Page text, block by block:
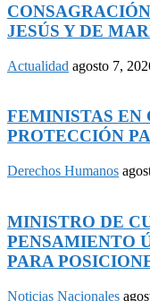
JESÚS Y DE
Actualidad agosto 7,
FEMINISTAS EN
PROTECCIÓN
Derechos Humanos
MINISTRO DE
PENSAMIENTO
PARA
Noticias Nacionales